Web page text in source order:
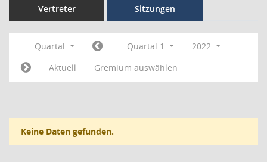
Vertreter Sitzungen
Quartal Quartal 1
2022
Aktuell
Gremium auswählen
Keine Daten gefunden.